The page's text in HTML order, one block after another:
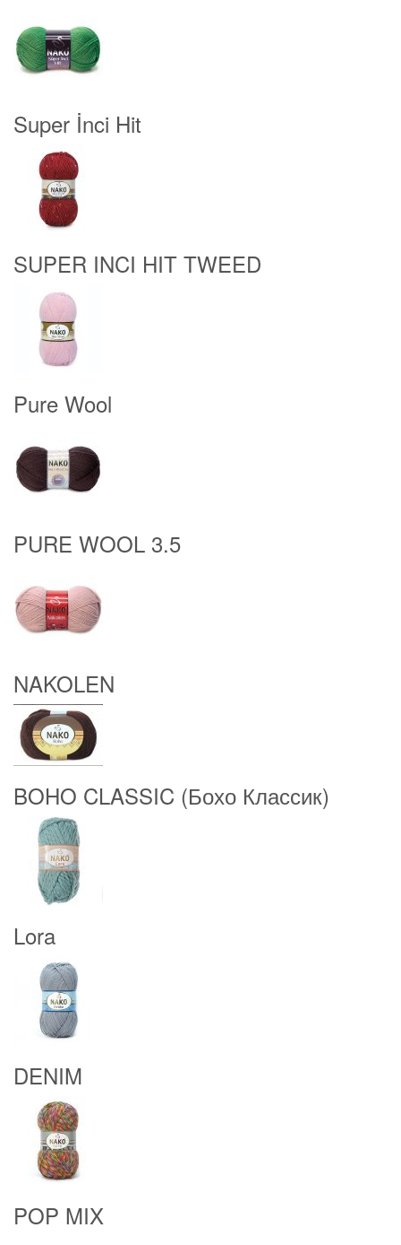
Super İnci Hit
SUPER INCI HIT TWEED
Pure Wool
PURE WOOL 3.5
NAKOLEN
BOHO CLASSIC (Бохо Классик)
Lora
DENIM
POP MIX